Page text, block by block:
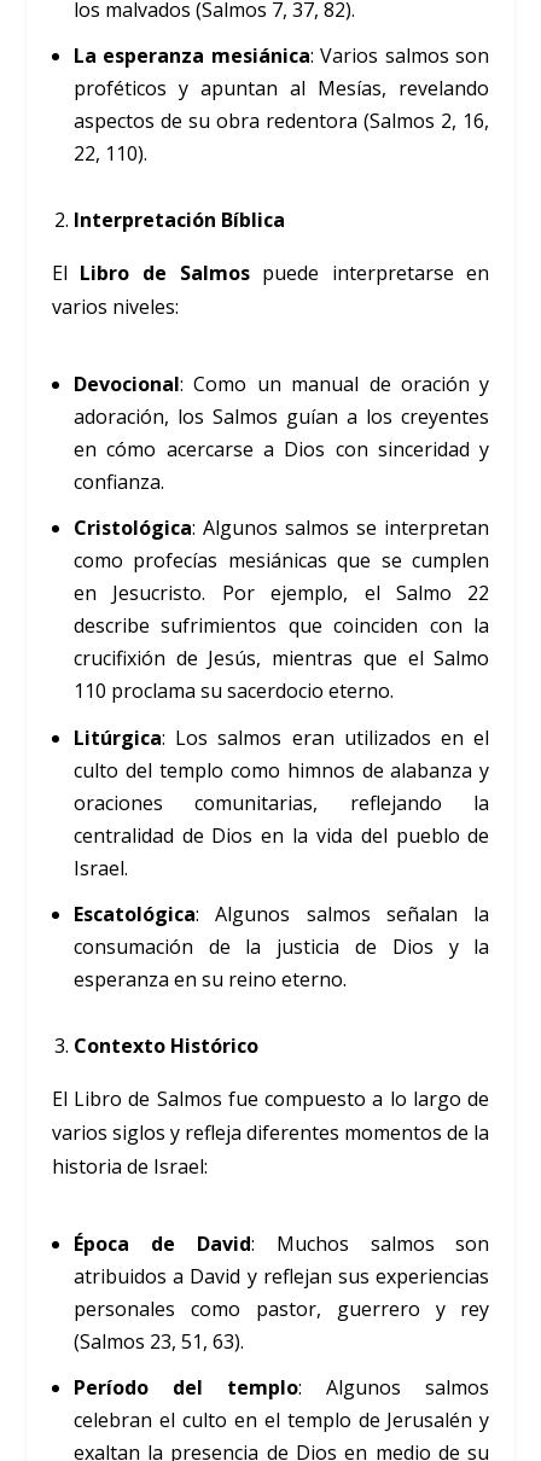
los malvados (Salmos 7, 37, 82).
La esperanza mesiánica: Varios salmos son
proféticos y apuntan al Mesías, revelando
aspectos de su obra redentora (Salmos 2, 16,
22, 110).
Interpretación Bíblica
El Libro de Salmospuede interpretarse en
varios niveles:
Devocional: Como un manual de oración y
adoración, los Salmos guían a los creyentes
en cómo acercarse a Dios con sinceridad y
confianza.
Cristológica: Algunos salmos se interpretan
como profecías mesiánicas que se cumplen
en Jesucristo. Por ejemplo, el Salmo 22
describe sufrimientos que coinciden con la
crucifixión de Jesús, mientras que el Salmo
110 proclama su sacerdocio eterno.
Litúrgica: Los salmos eran utilizados en el
culto del templo como himnos de alabanza y
oraciones comunitarias, reflejando la
centralidad de Dios en la vida del pueblo de
Israel.
Escatológica: Algunos salmos señalan la
consumación de la justicia de Dios y la
esperanza en su reino eterno.
Contexto Histórico
El Libro de Salmos fue compuesto a lo largo de
varios siglos y refleja diferentes momentos de la
historia de Israel:
Época de David: Muchos salmos son
atribuidos a David y reflejan sus experiencias
personales como pastor, guerrero y rey
(Salmos 23, 51, 63).
Período del templo: Algunos salmos
celebran el culto en el templo de Jerusalén y
exaltan la presencia de Dios en medio de su